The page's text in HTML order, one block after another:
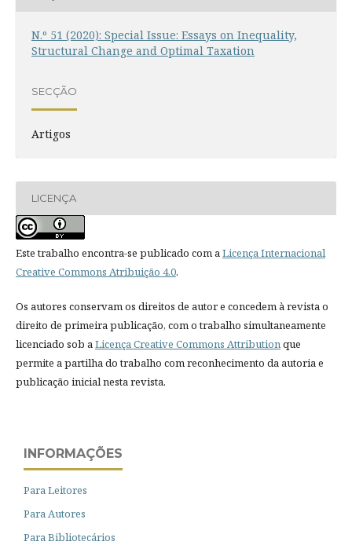
N.º 51 (2020): Special Issue: Essays on Inequality,
Structural Change and Optimal Taxation
SECÇÃO
Artigos
LICENÇA
Este trabalho encontra-se publicado com aLicença Internacional
Creative Commons Atribuição 4.0.
Os autores conservam os direitos de autor e concedem à revista o
direito de primeira publicação, com o trabalho simultaneamente
licenciado sob aLicença Creative Commons Attributionque
permite a partilha do trabalho com reconhecimento da autoria e
publicação inicial nesta revista.
INFORMAÇÕES
Para Leitores
Para Autores
Para Bibliotecários